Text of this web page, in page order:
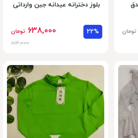
تومان
بلوز دخترانه عیدانه جین وارداتی
22%
638,000 تومان
814,000